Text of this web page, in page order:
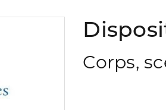
Corps,